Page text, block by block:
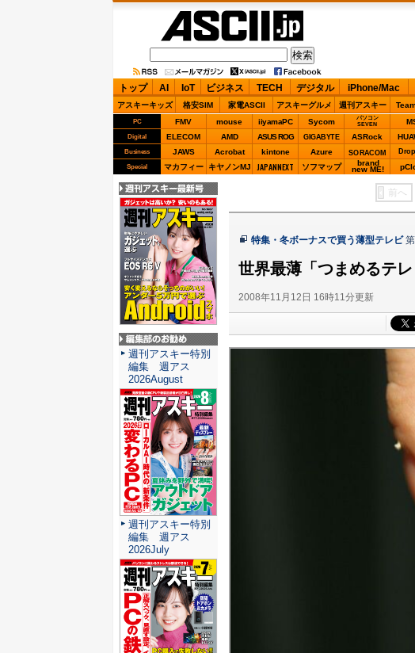
ASCII.jp
トップ AI IoT ビジネス TECH デジタル iPhone/Mac
アスキーキッズ 格安SIM 家電ASCII アスキーグルメ 週刊アスキー
PC FMV mouse iiyamaPC Sycom
パソコン
SEVEN
Digital ELECOM AMD ASUS ROG GIGABYTE ASRock
Business JAWS Acrobat kintone Azure SORACOM
Special マカフィー キヤノンMJ JAPANNEXT ソフマップ brand
new ME!
前へ
特集・冬ボーナスで買う薄型テレビ
世界最薄「つまめるテ
2008年11月12日 16時11分更新
週刊アスキー最新
号
編集部のお勧め
週刊アスキー特別
編集 週アス
2026August
週刊アスキー特別
編集 週アス
2026July